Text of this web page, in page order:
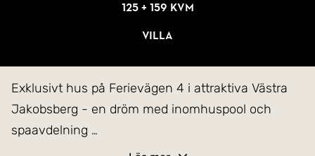
125 + 159 kvm
Villa
Exklusivt hus på Ferievägen 4 i attraktiva Västra
Jakobsberg - en dröm med inomhuspool och
spaavdelning